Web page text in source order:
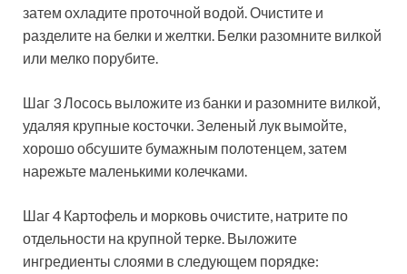
затем охладите проточной водой. Очистите и
разделите на белки и желтки. Белки разомните вилкой
или мелко порубите.
Шаг 3 Лосось выложите из банки и разомните вилкой,
удаляя крупные косточки. Зеленый лук вымойте,
хорошо обсушите бумажным полотенцем, затем
нарежьте маленькими колечками.
Шаг 4 Картофель и морковь очистите, натрите по
отдельности на крупной терке. Выложите
ингредиенты слоями в следующем порядке: